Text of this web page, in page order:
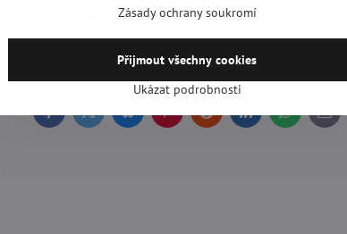
Zabezpečovací technika
FacebookTwitterBlueskyPinterestRedditLinkedInWhatsApp
E-
mail
Zásady ochrany soukromí
Ukázat podrobnosti
Přijmout všechny cookies